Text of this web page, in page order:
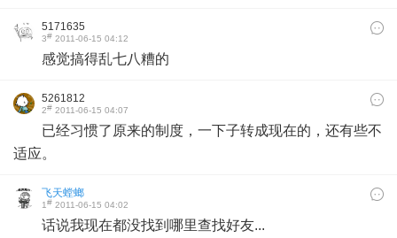
5171635
3# 2011-06-15 04:12
感觉搞得乱七八糟的
5261812
2# 2011-06-15 04:07
已经习惯了原来的制度，一下子转成现在的，还有些不
适应。
飞天螳螂
1# 2011-06-15 04:02
话说我现在都没找到哪里查找好友...